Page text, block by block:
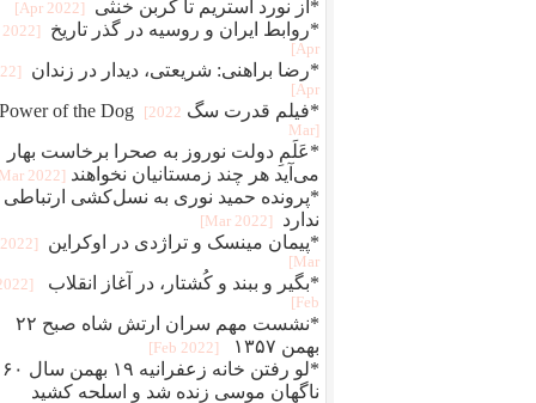
*از نورد استریم تا کربن خنثی [2022 Apr]
*روابط ایران و روسیه در گذر تاریخ
[2022
Apr]
*رضا براهنی: شریعتی، دیدار در زندان
Apr]
*فیلم قدرت سگ Power of the Dog [2022
Mar]
*عَلَمِ دولت نوروز به صحرا برخاست بهار
می‌آید هر چند زمستانیان نخواهند [2022 Mar]
*پرونده حمید نوری به نسل‌کشی ارتباطی
ندارد
[2022 Mar]
*پیمان مینسک و تراژدی در اوکراین
[2022
Mar]
*بگير و ببند و کُشتار، در آغاز انقلاب
Feb]
*نشست مهم سران ارتش شاه صبح ۲۲
بهمن ۱۳۵۷
[2022 Feb]
*لو رفتن خانه زعفرانیه ۱۹ بهمن سال ۶۰
ناگهان موسی زنده شد و اسلحه کشید